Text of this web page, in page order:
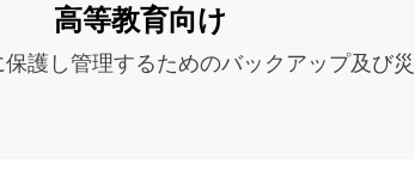
高等教育向け
護し管理するためのバックアップ及び